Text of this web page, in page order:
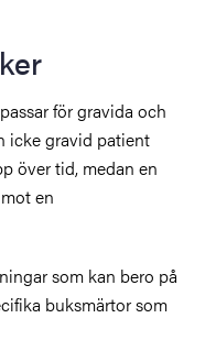
för gravida och
icke gravid patient
över tid, medan en
en
som kan bero på
buksmärtor som